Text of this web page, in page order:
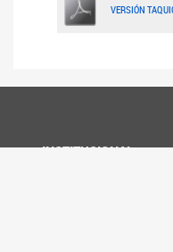
VERSIÓN
INSTITUCIONAL